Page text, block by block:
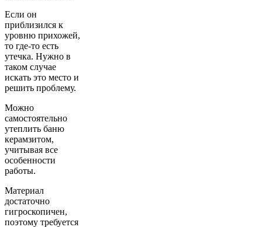
Если он
приблизился к
уровню прихожей,
то где-то есть
утечка. Нужно в
таком случае
искать это место и
решить проблему.
Можно
самостоятельно
утеплить баню
керамзитом,
учитывая все
особенности
работы.
Материал
достаточно
гигроскопичен,
поэтому требуется